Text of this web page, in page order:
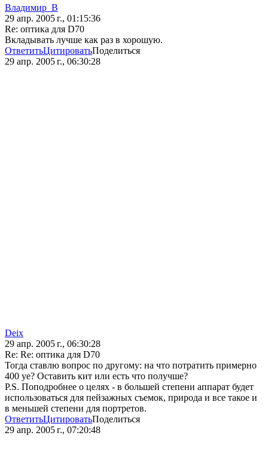
Владимир_В
29 апр. 2005 г., 01:15:36
Re: оптика для D70
Вкладывать лучше как раз в хорошую.
ОтветитьЦитироватьПоделиться
29 апр. 2005 г., 06:30:28
Deix
29 апр. 2005 г., 06:30:28
Re: Re: оптика для D70
Тогда ставлю вопрос по другому: на что потратить примерно
400 уе? Оставить кит или есть что получше?
P.S. Поподробнее о целях - в большей степени аппарат будет
использоваться для пейзажных съемок, природа и все такое и
в меньшей степени для портретов.
ОтветитьЦитироватьПоделиться
29 апр. 2005 г., 07:20:48